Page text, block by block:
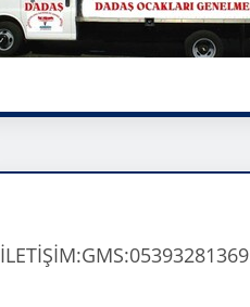
İLETİŞİM:GMS:05393281369